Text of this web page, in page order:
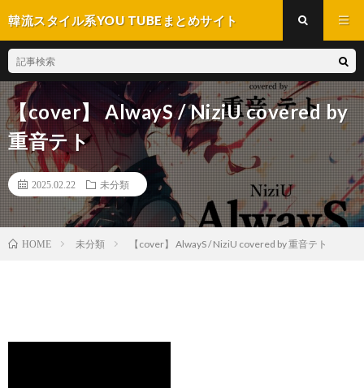
韓流スタイル系YOU TUBEまとめサイト
【cover】 AlwayS / NiziU covered by
重音テト
2025.02.22 未分類
HOME 未分類 【cover】 AlwayS / NiziU covered by 重音テト